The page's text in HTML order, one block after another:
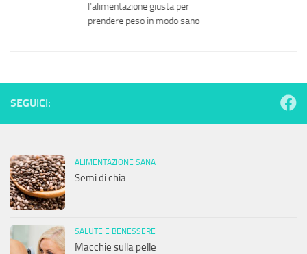
l’alimentazione giusta per
prendere peso in modo sano
SEGUICI:
ALIMENTAZIONE SANA
Semi di chia
SALUTE E BENESSERE
Macchie sulla pelle